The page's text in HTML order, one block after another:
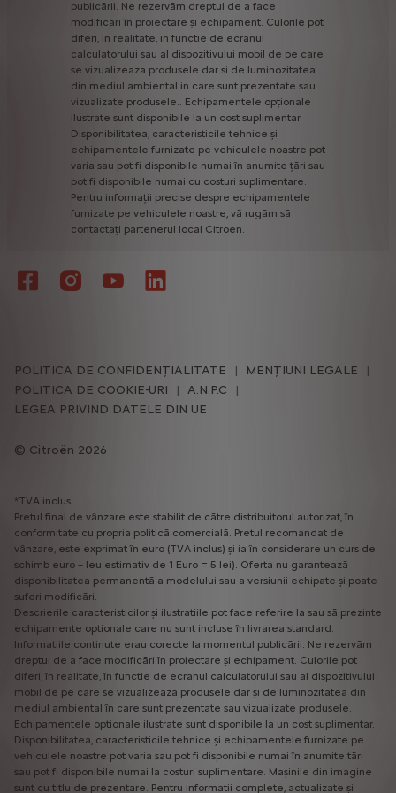
publicării. Ne rezervăm dreptul de a face
modificări în proiectare și echipament. Culorile pot
diferi, in realitate, in functie de ecranul
calculatorului sau al dispozitivului mobil de pe care
se vizualizeaza produsele dar si de luminozitatea
din mediul ambiental in care sunt prezentate sau
vizualizate produsele.. Echipamentele opționale
ilustrate sunt disponibile la un cost suplimentar.
Disponibilitatea, caracteristicile tehnice și
echipamentele furnizate pe vehiculele noastre pot
varia sau pot fi disponibile numai în anumite țări sau
pot fi disponibile numai cu costuri suplimentare.
Pentru informații precise despre echipamentele
furnizate pe vehiculele noastre, vă rugăm să
contactați partenerul local Citroen.
Citroën 2026
POLITICA DE CONFIDENȚIALITATE
MENȚIUNI LEGALE
POLITICA DE COOKIE-URI
A.N.P.C
LEGEA PRIVIND DATELE DIN UE
*TVA inclus
Pretul final de vânzare este stabilit de către distribuitorul autorizat, în
conformitate cu propria politică comercială. Pretul recomandat de
vânzare, este exprimat în euro (TVA inclus) și ia în considerare un curs de
schimb euro – leu estimativ de 1 Euro = 5 lei). Oferta nu garantează
disponibilitatea permanentă a modelului sau a versiunii echipate și poate
suferi modificări.
Descrierile caracteristicilor și ilustratiile pot face referire la sau să prezinte
echipamente optionale care nu sunt incluse în livrarea standard.
Informatiile continute erau corecte la momentul publicării. Ne rezervăm
dreptul de a face modificări în proiectare și echipament. Culorile pot
diferi, în realitate, în functie de ecranul calculatorului sau al dispozitivului
mobil de pe care se vizualizează produsele dar și de luminozitatea din
mediul ambiental în care sunt prezentate sau vizualizate produsele.
Echipamentele optionale ilustrate sunt disponibile la un cost suplimentar.
Disponibilitatea, caracteristicile tehnice și echipamentele furnizate pe
vehiculele noastre pot varia sau pot fi disponibile numai în anumite tări
sau pot fi disponibile numai la costuri suplimentare. Mașinile din imagine
sunt cu titlu de prezentare. Pentru informatii complete, actualizate și